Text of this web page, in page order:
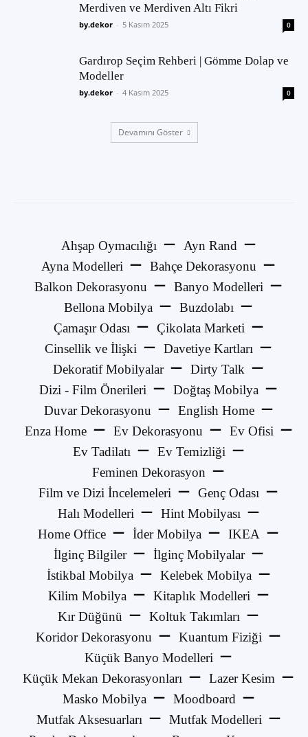
Merdiven ve Merdiven Altı Fikri
by.dekor - 5 Kasım 2025 0
Gardırop Seçim Rehberi | Gömme Dolap ve
Modeller
by.dekor - 4 Kasım 2025 0
Devamını Göster
Ahşap Oymacılığı
Ayn Rand
Ayna Modelleri
Bahçe Dekorasyonu
Balkon Dekorasyonu
Banyo Modelleri
Bellona Mobilya
Buzdolabı
Çamaşır Odası
Çikolata Marketi
Cinsellik ve İlişki
Davetiye Kartları
Dekoratif Mobilyalar
Dirty Talk
Dizi - Film Önerileri
Doğtaş Mobilya
Duvar Dekorasyonu
English Home
Enza Home
Ev Dekorasyonu
Ev Ofisi
Ev Tadilatı
Ev Temizliği
Feminen Dekorasyon
Film ve Dizi İncelemeleri
Genç Odası
Halı Modelleri
Hint Mobilyası
Home Office
İder Mobilya
IKEA
İlginç Bilgiler
İlginç Mobilyalar
İstikbal Mobilya
Kelebek Mobilya
Kilim Mobilya
Kitaplık Modelleri
Kır Düğünü
Koltuk Takımları
Koridor Dekorasyonu
Kuantum Fiziği
Küçük Banyo Modelleri
Küçük Mekan Dekorasyonları
Lazer Kesim
Masko Mobilya
Moodboard
Mutfak Aksesuarları
Mutfak Modelleri